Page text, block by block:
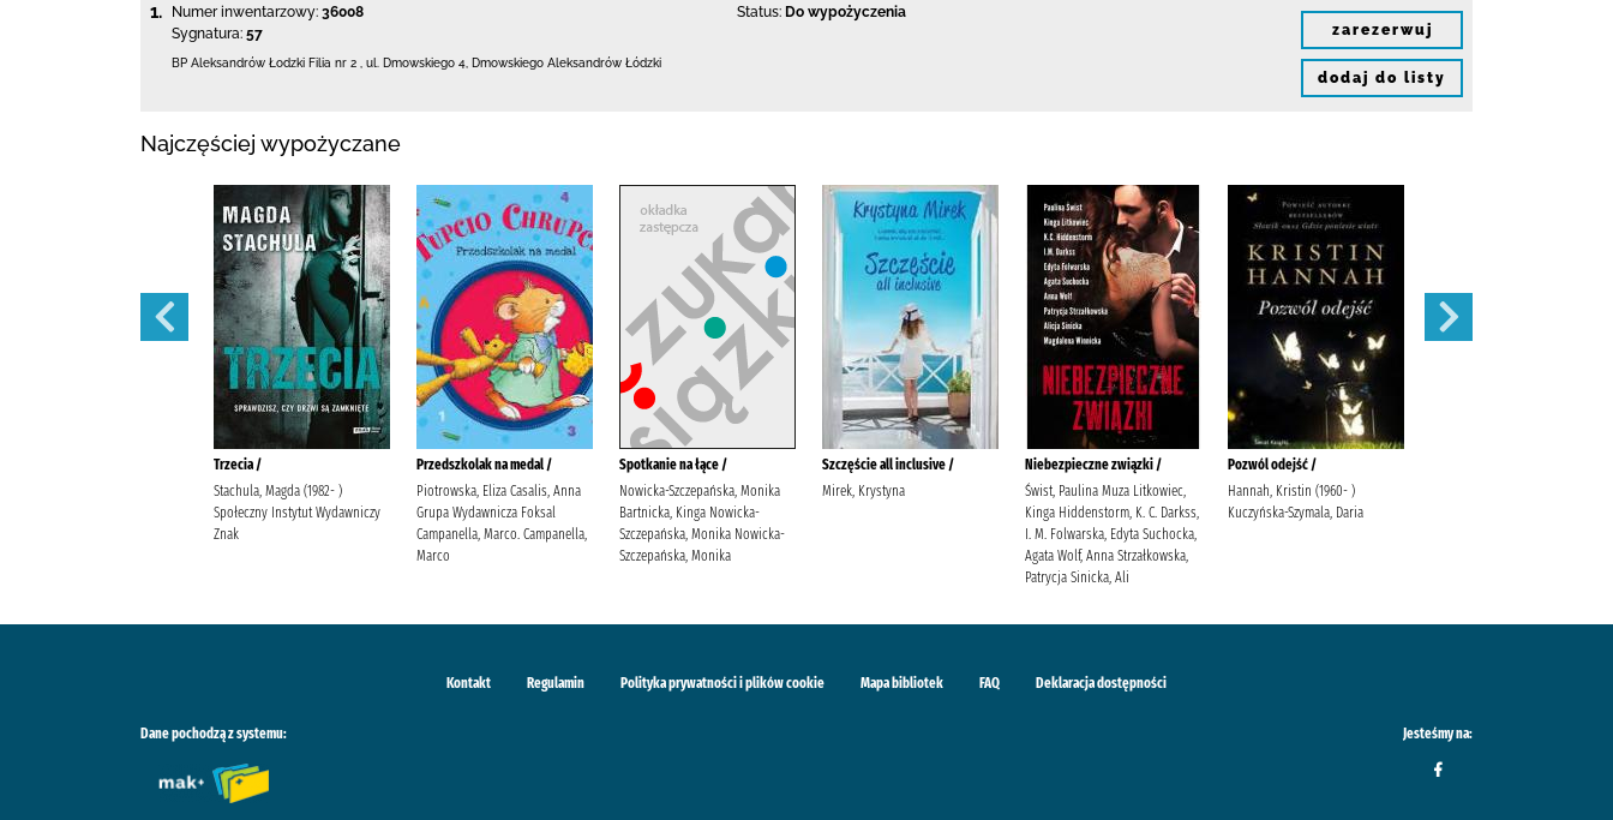
1. Numer inwentarzowy: 36008
Sygnatura: 57
Status: Do wypożyczenia
BP Aleksandrów Łodzki Filia nr 2 ul. Dmowskiego 4 Dmowskiego Aleksandrów Łódzki
zarezerwuj
dodaj do listy
Najczęściej wypożyczane
Trzecia /
Stachula, Magda (1982- )
Społeczny Instytut Wydawniczy
Znak
Przedszkolak na medal /
Piotrowska, Eliza Casalis, Anna
Grupa Wydawnicza Foksal
Campanella, Marco. Campanella,
Marco
Spotkanie na łące /
Nowicka-Szczepańska, Monika
Bartnicka, Kinga Nowicka-
Szczepańska, Monika Nowicka-
Szczepańska, Monika
Szczęście all inclusive /
Mirek, Krystyna
Niebezpieczne związki /
Świst, Paulina Muza Litkowiec,
Kinga Hiddenstorm, K. C. Darkss,
I. M. Folwarska, Edyta Suchocka,
Agata Wolf, Anna Strzałkowska,
Patrycja Sinicka, Ali
Pozwól odejść /
Hannah, Kristin (1960- )
Kuczyńska-Szymala, Daria
Kontakt Regulamin Polityka prywatności i plików cookie Mapa bibliotek FAQ Deklaracja dostępności
Dane pochodzą z systemu: Jesteśmy na: